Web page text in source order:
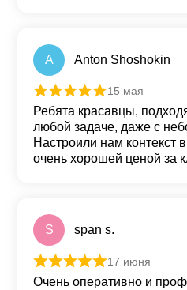
A Anton Shoshokin
Оценка
15 мая
Ребята красавцы,
любой задаче, даже с
Настроили нам контекст
очень хорошей ценой за
S span s.
Оценка
17 июня
Очень оперативно и